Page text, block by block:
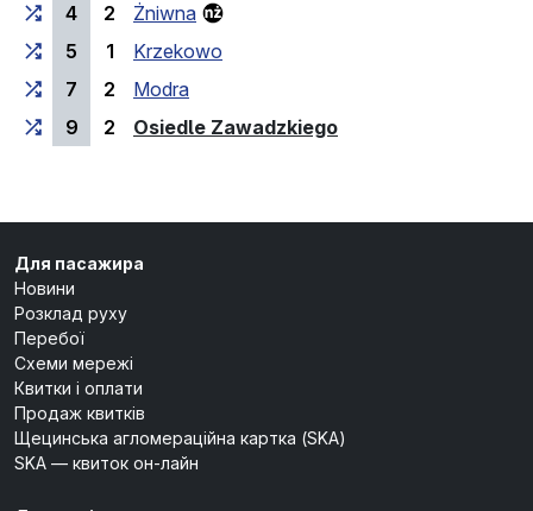
4
2
Żniwna
5
1
Krzekowo
7
2
Modra
9
2 Osiedle Zawadzkiego(кінцева зупинка)
Для пасажира
Новини
Розклад руху
Перебої
Схеми мережі
Квитки і оплати
Продаж квитків
Щецинська агломераційна картка (SKA)
SKA — квиток он-лайн